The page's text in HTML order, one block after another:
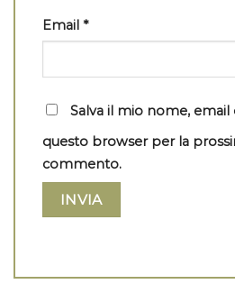
Email *
Salva il mio nome,
questo browser per la
commento.